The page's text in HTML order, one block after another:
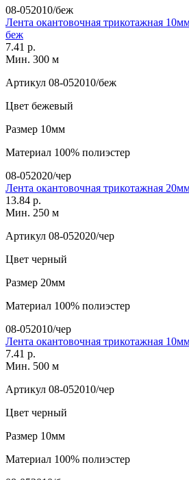
08-052010/беж
Лента окантовочная трикотажная
беж
7.41 р.
Мин. 300 м
Артикул 08-052010/беж
Цвет бежевый
Размер 10мм
Материал 100% полиэстер
08-052020/чер
Лента окантовочная трикотажная
13.84 р.
Мин. 250 м
Артикул 08-052020/чер
Цвет черный
Размер 20мм
Материал 100% полиэстер
08-052010/чер
Лента окантовочная трикотажная
7.41 р.
Мин. 500 м
Артикул 08-052010/чер
Цвет черный
Размер 10мм
Материал 100% полиэстер